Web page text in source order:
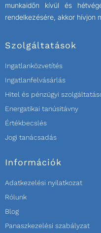
munkaidőn kívül és
rendelkezésére, akkor hívjon
Szolgáltatások
Ingatlanközvetítés
Ingatlanfelvásárlás
Hitel és pénzügyi
Energatikai tanúsitávny
Értékbecslés
Jogi tanácsadás
Információk
Adatkezelési nyilatkozat
Rólunk
Blog
Panaszkezelési szabályzat